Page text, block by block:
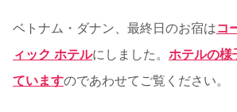
ベトナム・ダナン、最終日のお宿はコ
ィック ホテルにしました。 ホテルの様
ていますのであわせてご覧ください。